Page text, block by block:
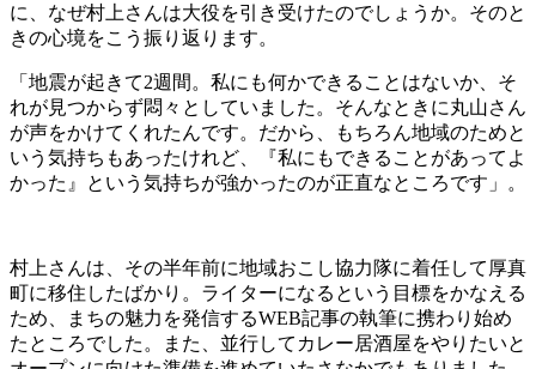
に、なぜ村上さんは大役を引き受けたのでしょうか。そのと
きの心境をこう振り返ります。
「地震が起きて2週間。私にも何かできることはないか、そ
れが見つからず悶々としていました。そんなときに丸山さん
が声をかけてくれたんです。だから、もちろん地域のためと
いう気持ちもあったけれど、『私にもできることがあってよ
かった』という気持ちが強かったのが正直なところです」。
村上さんは、その半年前に地域おこし協力隊に着任して厚真
町に移住したばかり。ライターになるという目標をかなえる
ため、まちの魅力を発信するWEB記事の執筆に携わり始め
たところでした。また、並行してカレー居酒屋をやりたいと